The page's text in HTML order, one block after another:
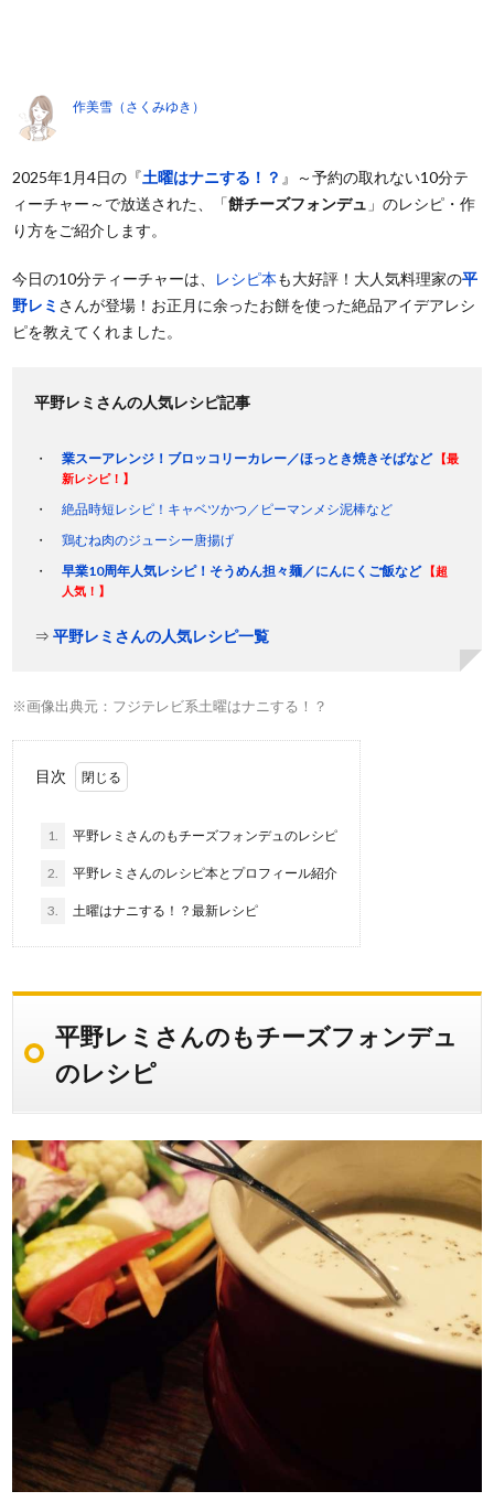
作美雪（さくみゆき）
2025年1月4日の『土曜はナニする！？ 』～予約の取れない10分テ
ィーチャー～で放送された、「餅チーズフォンデュ 」のレシピ・作
り方をご紹介します。
今日の10分ティーチャーは、 レシピ本も大好評！大人気料理家の平
野レミ さんが登場！お正月に余ったお餅を使った絶品アイデアレシ
ピを教えてくれました。
平野レミさんの人気レシピ記事
業スーアレンジ！ブロッコリーカレー／ほっとき焼きそばなど
【最
新レシピ！】
絶品時短レシピ！キャベツかつ／ピーマンメシ泥棒など
鶏むね肉のジューシー唐揚げ
早業10周年人気レシピ！そうめん担々麺／にんにくご飯など
【超
人気！】
⇒平野レミさんの人気レシピ一覧
※画像出典元：フジテレビ系土曜はナニする！？
目次
1. 平野レミさんのもチーズフォンデュのレシピ
2. 平野レミさんのレシピ本とプロフィール紹介
3. 土曜はナニする！？最新レシピ
平野レミさんのもチーズフォンデュ
のレシピ